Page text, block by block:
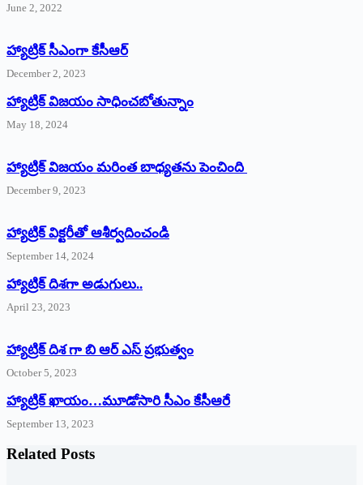
June 2, 2022
హ్యాట్రిక్‌ ‌సీఎంగా కేసీఆర్‌
December 2, 2023
హ్యాట్రిక్‌ విజయం సాధించబోతున్నాం
May 18, 2024
హ్యాట్రిక్ విజయం మరింత బాధ్యతను పెంచింది
December 9, 2023
హ్యాట్రిక్‌ ‌విక్టరీతో ఆశీర్వదించండి
September 14, 2024
‌హ్యాట్రిక్‌ ‌దిశగా అడుగులు..
April 23, 2023
హ్యాట్రిక్ దిశ గా బి ఆర్ ఎస్ ప్రభుత్వం
October 5, 2023
హ్యాట్రిక్‌ ‌ఖాయం…మూడోసారి సీఎం కేసీఆరే
September 13, 2023
Related Posts